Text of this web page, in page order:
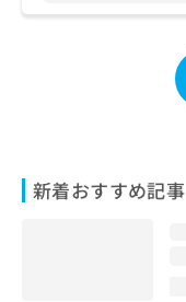
新着おすすめ記事
お
ち